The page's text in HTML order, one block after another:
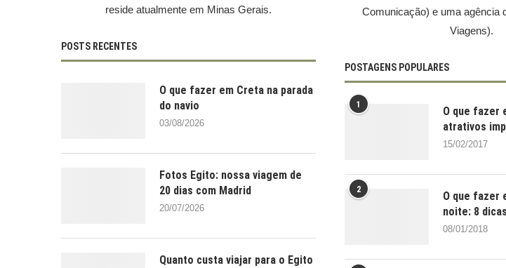
reside atualmente em Minas Gerais.
POSTS RECENTES
O que fazer em Creta na parada
do navio
03/08/2026
Fotos Egito: nossa viagem de
20 dias com Madrid
20/07/2026
Quanto custa viajar para o Egito
Comunicação) e uma agência
Viagens).
POSTAGENS POPULARES
1
O que fazer
atrativos
15/02/2017
2
O que fazer
noite: 8
08/01/2018